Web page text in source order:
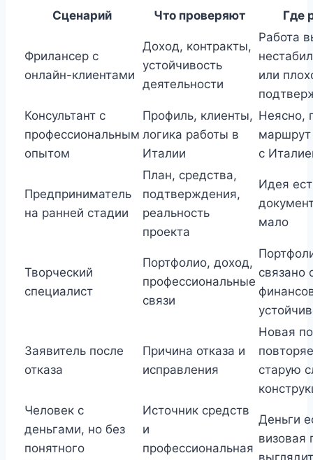
Сценарий Что проверяют Где
Фрилансер с
онлайн-клиентами
Доход, контракты,
устойчивость
деятельности
Работа
или
Консультант с
профессиональным
опытом
Профиль, клиенты,
логика работы в
Италии
Неясно,
маршрут
с
Предприниматель
на ранней стадии
План, средства,
подтверждения,
реальность
проекта
Идея
мало
Творческий
специалист
Портфолио, доход,
профессиональные
связи
связано
Заявитель после
отказа
Причина отказа и
исправления
Новая
старую
Человек с
деньгами, но без
понятного
Источник средств
и
профессиональная
Деньги
визовая